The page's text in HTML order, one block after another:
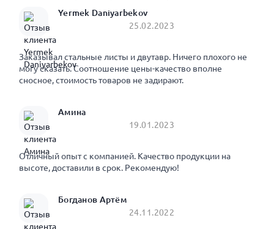
Yermek Daniyarbekov
25.02.2023
Заказывал стальные листы и двутавр. Ничего плохого не
могу сказать. Соотношение цены-качество вполне
сносное, стоимость товаров не задирают.
Амина
19.01.2023
Отличный опыт с компанией. Качество продукции на
высоте, доставили в срок. Рекомендую!
Богданов Артём
24.11.2022